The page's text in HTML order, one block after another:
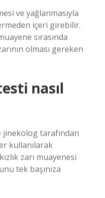
ve yağlanmasıyla
içeri girebilir.
sırasında
olması gereken
nasıl
jinekolog tarafından
kullanılarak
zarı muayenesi
tek başınıza